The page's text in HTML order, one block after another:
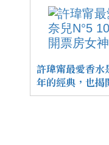
許瑋甯最愛香水
年的經典，也揭